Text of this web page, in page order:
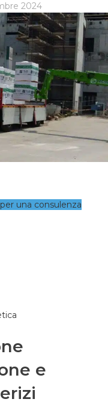
2024
una consulenza
e